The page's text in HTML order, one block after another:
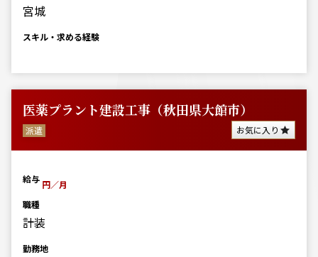
宮城
スキル・求める経験
医薬プラント建設工事（秋田県大館市）
派遣 お気に入り
給与 円／月
職種
計装
勤務地